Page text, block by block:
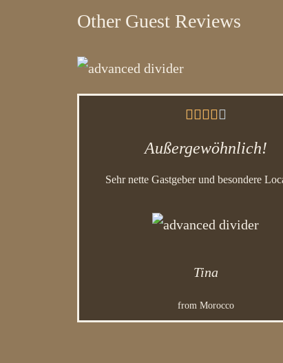
Other Guest Reviews

Außergewöhnlich!
Sehr nette Gastgeber und besondere
Tina
from Morocco